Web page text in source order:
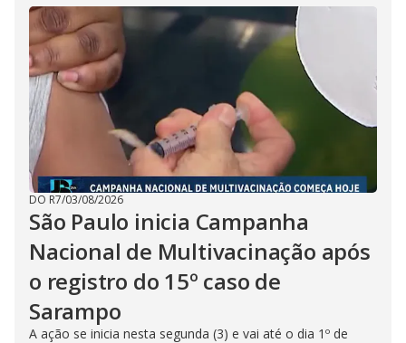
DO R7/03/08/2026
São Paulo inicia Campanha
Nacional de Multivacinação após
o registro do 15º caso de
Sarampo
A ação se inicia nesta segunda (3) e vai até o dia 1º de